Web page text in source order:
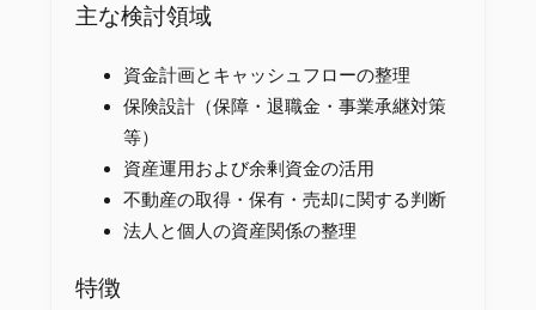
主な検討領域
資金計画とキャッシュフローの整理
保険設計（保障・退職金・事業承継対策
等）
資産運用および余剰資金の活用
不動産の取得・保有・売却に関する判断
法人と個人の資産関係の整理
特徴